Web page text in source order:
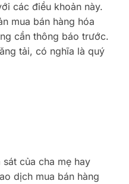
các điều khoản này.
mua bán hàng hóa
cần thông báo trước.
tải, có nghĩa là quý
của cha mẹ hay
dịch mua bán hàng